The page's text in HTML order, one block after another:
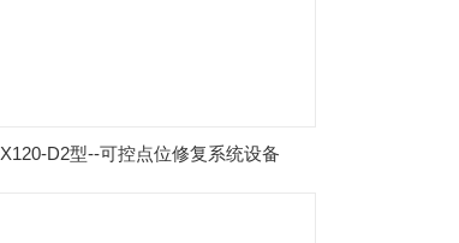
X120-D2型--可控点位修复系统设备